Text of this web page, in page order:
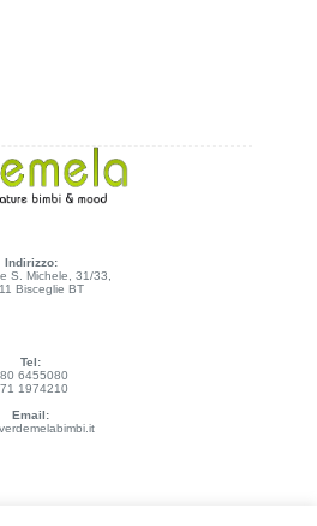
Indirizzo:
S. Michele, 31/33,
Bisceglie BT
Tel:
6455080
1974210
Email: